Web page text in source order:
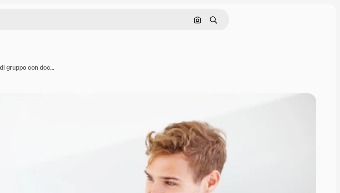
Cerca per immagine
Ricerca
Colleghi che parlano e uomo con file di affari e discussione di gruppo con documenti di progetto persone di ufficio e sorriso per la documentazione con stagista di società creativa sviluppatore web o informazioni